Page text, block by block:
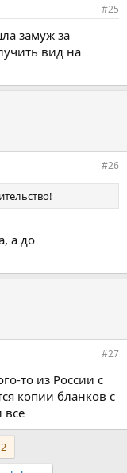
#25
замуж за
вид на
#26
а до
#27
то из России с
копии бланков с
все